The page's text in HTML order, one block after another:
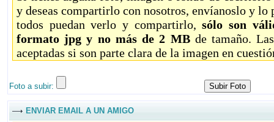
y deseas compartirlo con nosotros, envíanoslo y lo
todos puedan verlo y compartirlo,sólo son
formato jpg y no más de 2 MBde tamaño.
aceptadas si son parte clara de la imagen en
Foto a subir:
ENVIAR EMAIL A UN AMIGO